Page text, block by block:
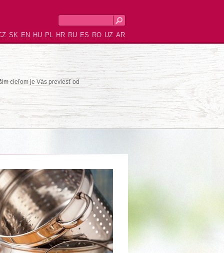
SK EN HU PL HR RU ES RO UZ AR
cieľom je Vás previesť od